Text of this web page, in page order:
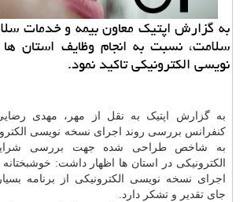
به گزارش اپتیک معاون بیمه و خدمات
سلامت، نسبت به انجام وظایف استان
نویسی الکترونیکی تاکید نمود.
به گزارش اپتیک به نقل از مهر، مهدی
کنفرانس بررسی روند اجرای نسخه نویسی
به شاخص طراحی شده جهت بررسی
الکترونیکی در استان ها اظهار داشت:
اجرای نسخه نویسی الکترونیکی از برنامه
جای تقدیر و تشکر دارد.